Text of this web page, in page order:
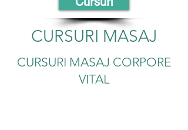
CURSURI MASAJ
CURSURI MASAJ CORPORE
VITAL